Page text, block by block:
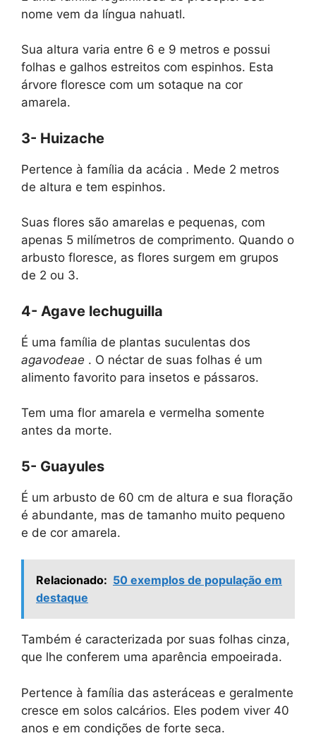
nome vem da língua nahuatl.
Sua altura varia entre 6 e 9 metros e possui
folhas e galhos estreitos com espinhos. Esta
árvore floresce com um sotaque na cor
amarela.
3- Huizache
Pertence à família da acácia . Mede 2 metros
de altura e tem espinhos.
Suas flores são amarelas e pequenas, com
apenas 5 milímetros de comprimento. Quando o
arbusto floresce, as flores surgem em grupos
de 2 ou 3.
4- Agave lechuguilla
É uma família de plantas suculentas dos
agavodeae . O néctar de suas folhas é um
alimento favorito para insetos e pássaros.
Tem uma flor amarela e vermelha somente
antes da morte.
5- Guayules
É um arbusto de 60 cm de altura e sua floração
é abundante, mas de tamanho muito pequeno
e de cor amarela.
Relacionado: 50 exemplos de população em
destaque
Também é caracterizada por suas folhas cinza,
que lhe conferem uma aparência empoeirada.
Pertence à família das asteráceas e geralmente
cresce em solos calcários. Eles podem viver 40
anos e em condições de forte seca.